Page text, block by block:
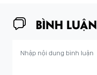
BÌNH LUẬN